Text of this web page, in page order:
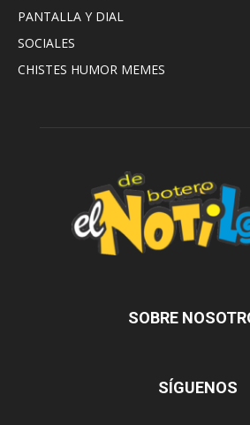
PANTALLA Y DIAL
SOCIALES
CHISTES HUMOR MEMES
SOBRE
SÍGUENOS